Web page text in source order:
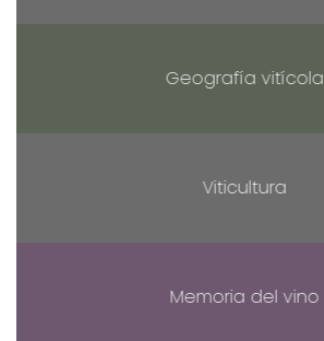
Geografía vitícola
Viticultura
Memoria del vino